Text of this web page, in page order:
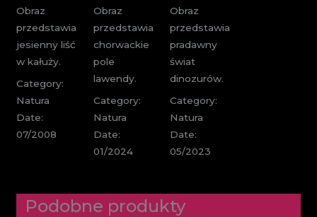
Obraz
przedstawia
jesienny liść
w kałuży.
Category:
Natura
Date:
07/2008
Obraz
przedstawia
chorwackie
pole
lawendy.
Category:
Natura
Date:
01/2024
Obraz
przedstawia
pradawny
świat
dinozurów.
Category:
Natura
Date:
05/2023
Podobne produkty